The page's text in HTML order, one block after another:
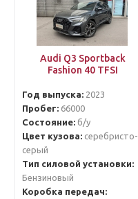
Audi Q3 Sportback
Fashion 40 TFSI
Год выпуска:2023
Пробег:66000
Состояние:б/у
Цвет кузова:серебристо-
серый
Тип силовой установки:
Бензиновый
Коробка передач: